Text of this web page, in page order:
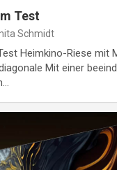
Test
Schmidt
Heimkino-Riese mit
Mit einer